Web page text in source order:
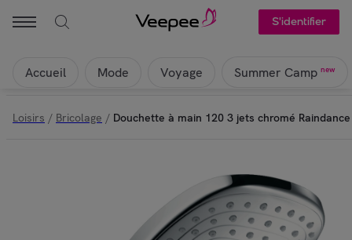
S'identifier
Accueil Mode Voyage Summer Camp new
Loisirs / Bricolage / Douchette à main 120 3 jets chromé